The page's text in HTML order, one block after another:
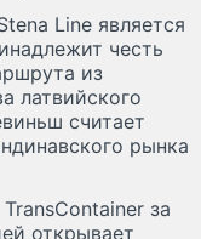
Line является
честь
из
латвийского
считает
рынка
за
открывает